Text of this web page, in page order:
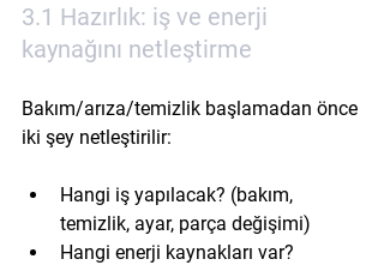
3.1 Hazırlık: iş ve enerji
kaynağını netleştirme
Bakım/arıza/temizlik başlamadan önce
iki şey netleştirilir:
Hangi iş yapılacak? (bakım,
temizlik, ayar, parça değişimi)
Hangi enerji kaynakları var?